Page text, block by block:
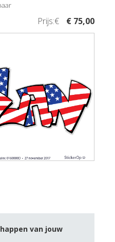
Prijs:€ € 75,00
van jouw